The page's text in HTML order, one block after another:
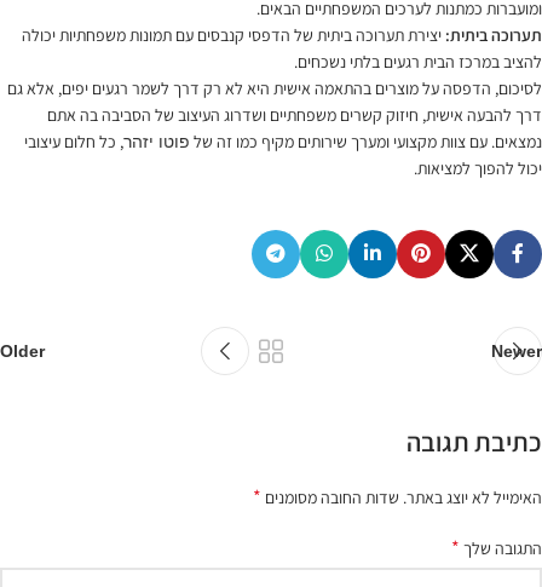
ומועברות כמתנות לערכים המשפחתיים הבאים.
תערוכה ביתית: יצירת תערוכה ביתית של הדפסי קנבסים עם תמונות משפחתיות יכולה
להציב במרכז הבית רגעים בלתי נשכחים.
לסיכום, הדפסה על מוצרים בהתאמה אישית היא לא רק דרך לשמר רגעים יפים, אלא גם
דרך להבעה אישית, חיזוק קשרים משפחתיים ושדרוג העיצוב של הסביבה בה אתם
נמצאים. עם צוות מקצועי ומערך שירותים מקיף כמו זה של פוטו יזהר, כל חלום עיצובי
יכול להפוך למציאות.
Newer
Older
כתיבת תגובה
האימייל לא יוצג באתר. שדות החובה מסומנים *
התגובה שלך *